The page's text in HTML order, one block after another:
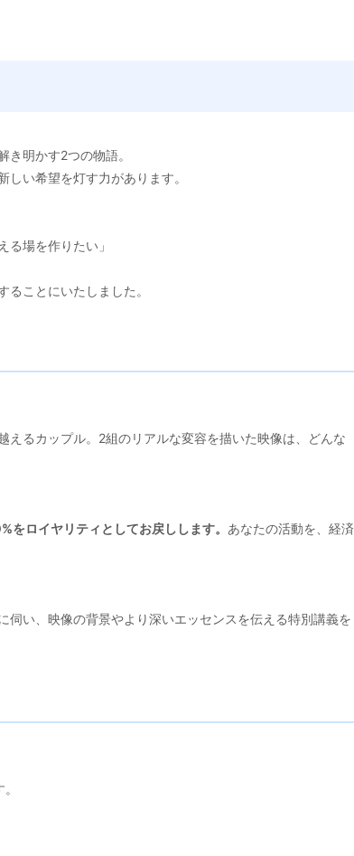
明かす2つの物語。
い希望を灯す力があります。
る場を作りたい」
ことにいたしました。
るカップル。2組のリアルな変容を描いた映像は、どんな
をロイヤリティとしてお戻しします。 あなたの活動を、経済
い、映像の背景やより深いエッセンスを伝える特別講義を